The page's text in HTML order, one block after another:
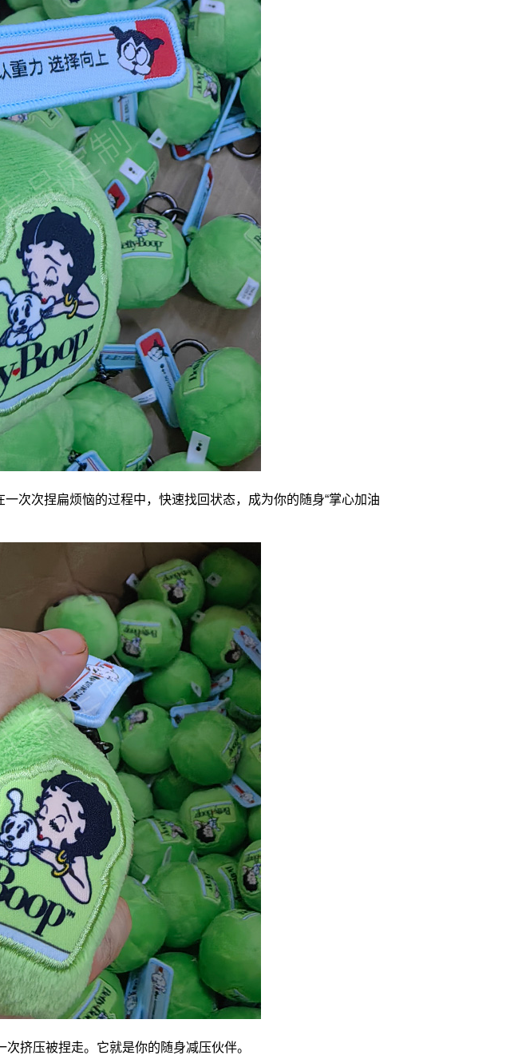
一次次捏扁烦恼的过程中，快速找回状态，成为你的随身“掌心加油
次挤压被捏走。它就是你的随身减压伙伴。